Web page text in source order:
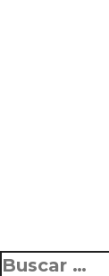
Ir
Buscar: